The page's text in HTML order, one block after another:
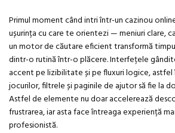
Primul moment când intri într-un cazinou
ușurința cu care te orientezi — meniuri clare,
un motor de căutare eficient transformă
dintr-o rutină într-o plăcere. Interfețele
accent pe lizibilitate și pe fluxuri logice, astfel
jocurilor, filtrele și paginile de ajutor să fie la
Astfel de elemente nu doar accelerează
frustrarea, iar asta face întreaga experiență
profesionistă.